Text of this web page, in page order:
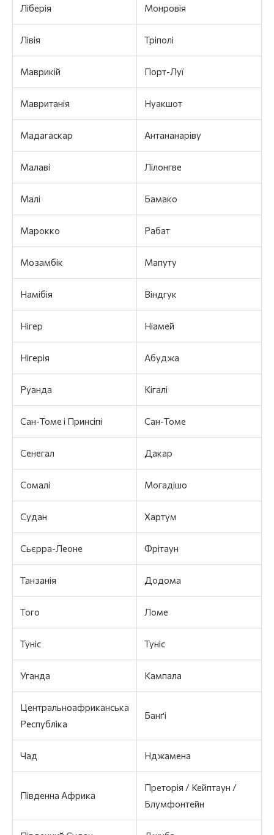
Ліберія Монровія
Лівія Тріполі
Маврикій Порт-Луї
Мавританія Нуакшот
Мадагаскар Антананаріву
Малаві Лілонгве
Малі Бамако
Марокко Рабат
Мозамбік Мапуту
Намібія Віндгук
Нігер Ніамей
Нігерія Абуджа
Руанда Кігалі
Сан-Томе і Принсіпі Сан-Томе
Сенегал Дакар
Сомалі Могадішо
Судан Хартум
Сьєрра-Леоне Фрітаун
Танзанія Додома
Того Ломе
Туніс Туніс
Уганда Кампала
Центральноафриканська
Республіка
Банґі
Чад Нджамена
Південна Африка
Преторія / Кейптаун /
Блумфонтейн